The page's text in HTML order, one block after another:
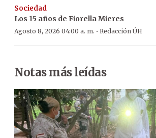
Sociedad
Los 15 años de Fiorella Mieres
Agosto 8, 2026 04:00 a. m. · Redacción ÚH
Notas más leídas